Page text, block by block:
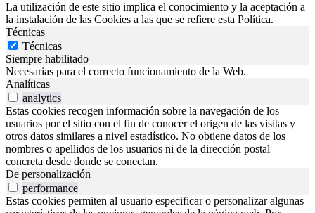
La utilización de este sitio implica el conocimiento y la aceptación a
la instalación de las Cookies a las que se refiere esta Política.
Técnicas
Técnicas
Siempre habilitado
Necesarias para el correcto funcionamiento de la Web.
Analíticas
analytics
Estas cookies recogen información sobre la navegación de los
usuarios por el sitio con el fin de conocer el origen de las visitas y
otros datos similares a nivel estadístico. No obtiene datos de los
nombres o apellidos de los usuarios ni de la dirección postal
concreta desde donde se conectan.
De personalización
performance
Estas cookies permiten al usuario especificar o personalizar algunas